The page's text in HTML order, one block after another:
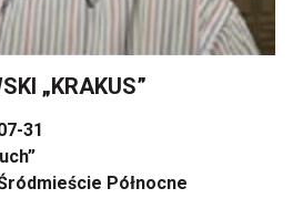
„KRAKUS”
31
Północne